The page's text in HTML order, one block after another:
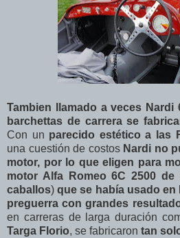
Tambien llamado a veces Nardi
barchettas de carrera se
Con un parecido estético a las
una cuestión de costos Nardi no
motor, por lo que eligen para
motor Alfa Romeo 6C 2500 de
caballos)que se había usado en
preguerra con grandes
en carreras de larga duración
Targa Florio, se fabricaron tan